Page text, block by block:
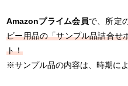
Amazonプライム会員で、所定
ビー用品の「サンプル品詰合せ
ト！
※サンプル品の内容は、時期によ